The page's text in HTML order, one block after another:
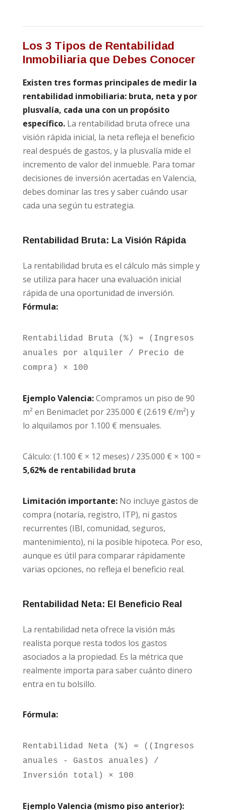
Los 3 Tipos de Rentabilidad
Inmobiliaria que Debes Conocer
Existen tres formas principales de medir la
rentabilidad inmobiliaria: bruta, neta y por
plusvalía, cada una con un propósito
específico.La rentabilidad bruta ofrece una
visión rápida inicial, la neta refleja el beneficio
real después de gastos, y la plusvalía mide el
incremento de valor del inmueble. Para tomar
decisiones de inversión acertadas en Valencia,
debes dominar las tres y saber cuándo usar
cada una según tu estrategia.
Rentabilidad Bruta: La Visión Rápida
La rentabilidad bruta es el cálculo más simple y
se utiliza para hacer una evaluación inicial
rápida de una oportunidad de inversión.
Fórmula:
Rentabilidad Bruta (%) = (Ingresos
anuales por alquiler / Precio de
compra) × 100
Ejemplo Valencia:Compramos un piso de 90
m² en Benimaclet por 235.000 € (2.619 €/m²) y
lo alquilamos por 1.100 € mensuales.
Cálculo: (1.100 € × 12 meses) / 235.000 € × 100 =
5,62% de rentabilidad bruta
Limitación importante:No incluye gastos de
compra (notaría, registro, ITP), ni gastos
recurrentes (IBI, comunidad, seguros,
mantenimiento), ni la posible hipoteca. Por eso,
aunque es útil para comparar rápidamente
varias opciones, no refleja el beneficio real.
Rentabilidad Neta: El Beneficio Real
La rentabilidad neta ofrece la visión más
realista porque resta todos los gastos
asociados a la propiedad. Es la métrica que
realmente importa para saber cuánto dinero
entra en tu bolsillo.
Fórmula:
Rentabilidad Neta (%) = ((Ingresos
anuales - Gastos anuales) /
Inversión total) × 100
Ejemplo Valencia (mismo piso anterior):